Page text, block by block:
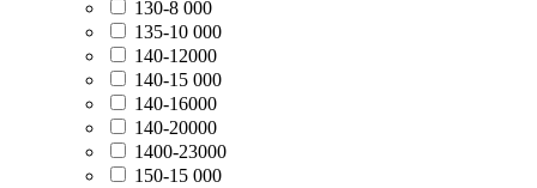
130-8 000
135-10 000
140-12000
140-15 000
140-16000
140-20000
1400-23000
150-15 000